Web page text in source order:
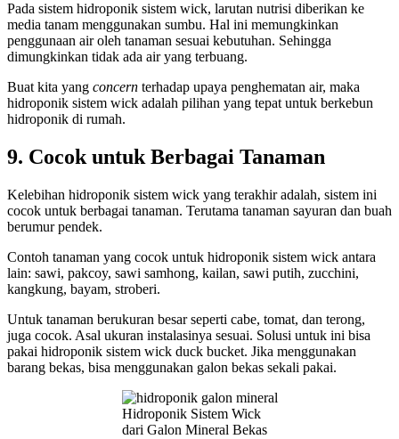
Pada sistem hidroponik sistem wick, larutan nutrisi diberikan ke
media tanam menggunakan sumbu. Hal ini memungkinkan
penggunaan air oleh tanaman sesuai kebutuhan. Sehingga
dimungkinkan tidak ada air yang terbuang.
Buat kita yang concern terhadap upaya penghematan air, maka
hidroponik sistem wick adalah pilihan yang tepat untuk berkebun
hidroponik di rumah.
9. Cocok untuk Berbagai Tanaman
Kelebihan hidroponik sistem wick yang terakhir adalah, sistem ini
cocok untuk berbagai tanaman. Terutama tanaman sayuran dan buah
berumur pendek.
Contoh tanaman yang cocok untuk hidroponik sistem wick antara
lain: sawi, pakcoy, sawi samhong, kailan, sawi putih, zucchini,
kangkung, bayam, stroberi.
Untuk tanaman berukuran besar seperti cabe, tomat, dan terong,
juga cocok. Asal ukuran instalasinya sesuai. Solusi untuk ini bisa
pakai hidroponik sistem wick duck bucket. Jika menggunakan
barang bekas, bisa menggunakan galon bekas sekali pakai.
Hidroponik Sistem Wick
dari Galon Mineral Bekas